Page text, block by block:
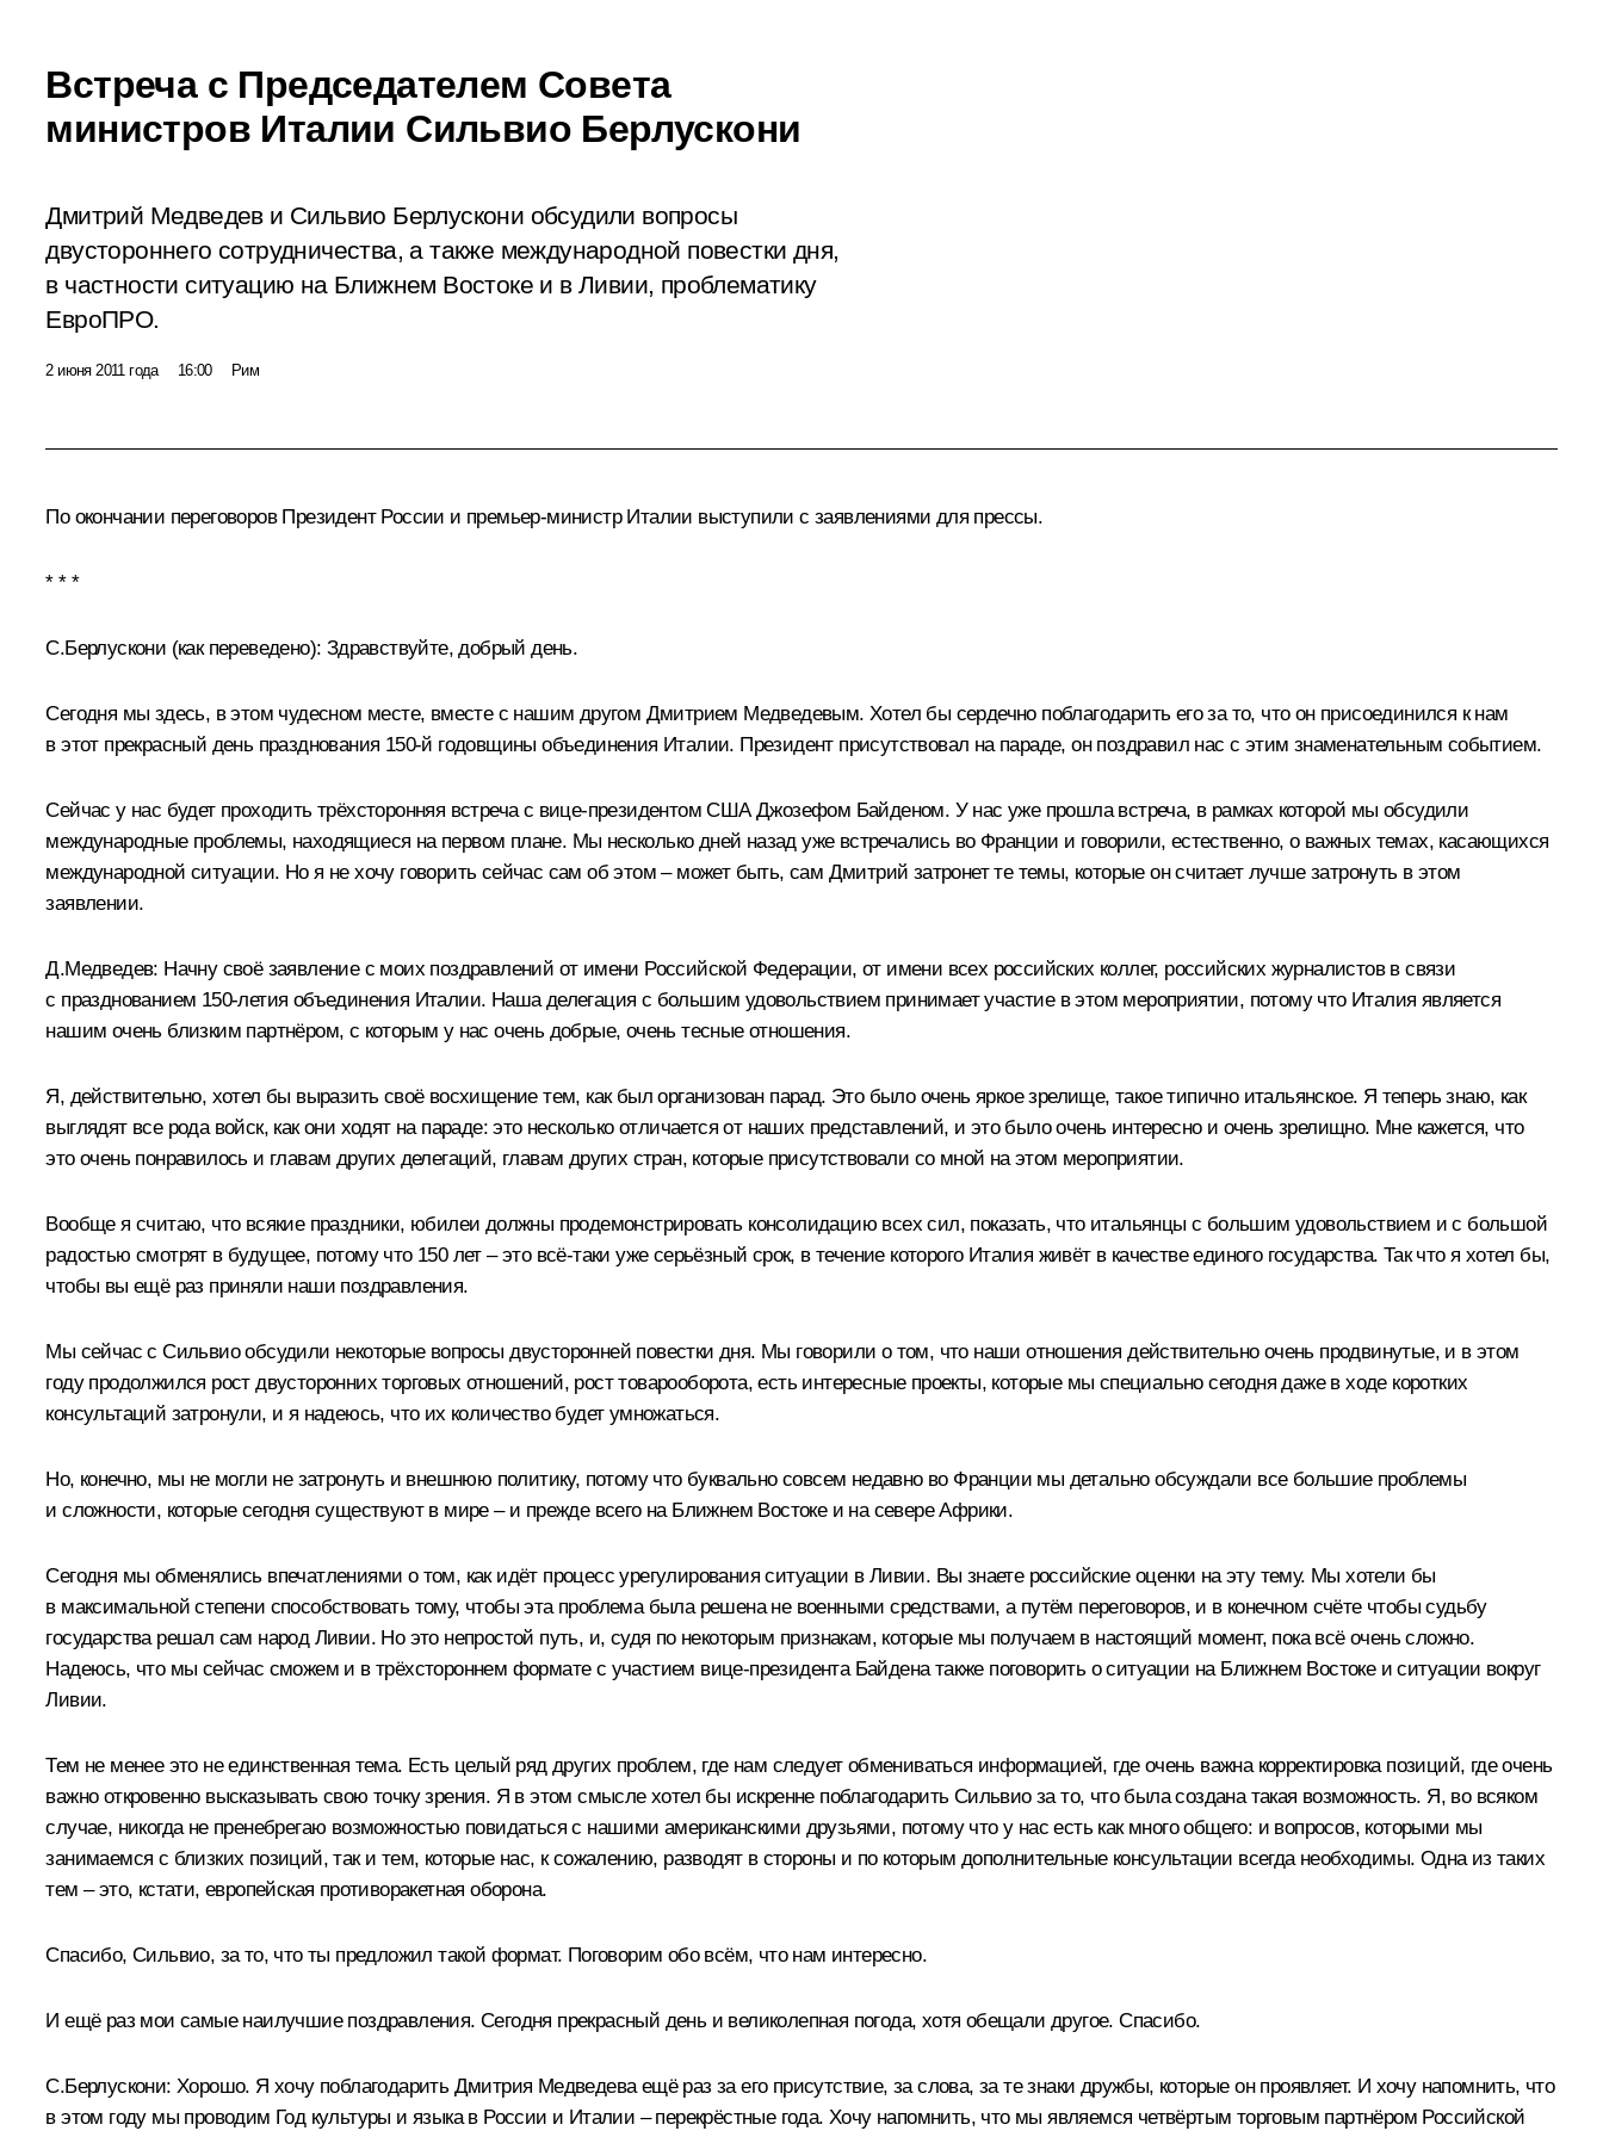
Встреча с Председателем Совета
министров Италии Сильвио Берлускони
Дмитрий Медведев и Сильвио Берлускони обсудили вопросы
двустороннего сотрудничества, а также международной повестки дня,
в частности ситуацию на Ближнем Востоке и в Ливии, проблематику
ЕвроПРО.
2 июня 2011 года 16:00 Рим
По окончании переговоров Президент России и премьер-министр Италии выступили с заявлениями для прессы.
* * *
С.Берлускони (как переведено): Здравствуйте, добрый день.
Сегодня мы здесь, в этом чудесном месте, вместе с нашим другом Дмитрием Медведевым. Хотел бы сердечно поблагодарить его за то, что он присоединился к нам
в этот прекрасный день празднования 150-й годовщины объединения Италии. Президент присутствовал на параде, он поздравил нас с этим знаменательным событием.
Сейчас у нас будет проходить трёхсторонняя встреча с вице-президентом США Джозефом Байденом. У нас уже прошла встреча, в рамках которой мы обсудили
международные проблемы, находящиеся на первом плане. Мы несколько дней назад уже встречались во Франции и говорили, естественно, о важных темах, касающихся
международной ситуации. Но я не хочу говорить сейчас сам об этом – может быть, сам Дмитрий затронет те темы, которые он считает лучше затронуть в этом
заявлении.
Д.Медведев: Начну своё заявление с моих поздравлений от имени Российской Федерации, от имени всех российских коллег, российских журналистов в связи
с празднованием 150-летия объединения Италии. Наша делегация с большим удовольствием принимает участие в этом мероприятии, потому что Италия является
нашим очень близким партнёром, с которым у нас очень добрые, очень тесные отношения.
Я, действительно, хотел бы выразить своё восхищение тем, как был организован парад. Это было очень яркое зрелище, такое типично итальянское. Я теперь знаю, как
выглядят все рода войск, как они ходят на параде: это несколько отличается от наших представлений, и это было очень интересно и очень зрелищно. Мне кажется, что
это очень понравилось и главам других делегаций, главам других стран, которые присутствовали со мной на этом мероприятии.
Вообще я считаю, что всякие праздники, юбилеи должны продемонстрировать консолидацию всех сил, показать, что итальянцы с большим удовольствием и с большой
радостью смотрят в будущее, потому что 150 лет – это всё‑таки уже серьёзный срок, в течение которого Италия живёт в качестве единого государства. Так что я хотел бы,
чтобы вы ещё раз приняли наши поздравления.
Мы сейчас с Сильвио обсудили некоторые вопросы двусторонней повестки дня. Мы говорили о том, что наши отношения действительно очень продвинутые, и в этом
году продолжился рост двусторонних торговых отношений, рост товарооборота, есть интересные проекты, которые мы специально сегодня даже в ходе коротких
консультаций затронули, и я надеюсь, что их количество будет умножаться.
Но, конечно, мы не могли не затронуть и внешнюю политику, потому что буквально совсем недавно во Франции мы детально обсуждали все большие проблемы
и сложности, которые сегодня существуют в мире – и прежде всего на Ближнем Востоке и на севере Африки.
Сегодня мы обменялись впечатлениями о том, как идёт процесс урегулирования ситуации в Ливии. Вы знаете российские оценки на эту тему. Мы хотели бы
в максимальной степени способствовать тому, чтобы эта проблема была решена не военными средствами, а путём переговоров, и в конечном счёте чтобы судьбу
государства решал сам народ Ливии. Но это непростой путь, и, судя по некоторым признакам, которые мы получаем в настоящий момент, пока всё очень сложно.
Надеюсь, что мы сейчас сможем и в трёхстороннем формате с участием вице-президента Байдена также поговорить о ситуации на Ближнем Востоке и ситуации вокруг
Ливии.
Тем не менее это не единственная тема. Есть целый ряд других проблем, где нам следует обмениваться информацией, где очень важна корректировка позиций, где очень
важно откровенно высказывать свою точку зрения. Я в этом смысле хотел бы искренне поблагодарить Сильвио за то, что была создана такая возможность. Я, во всяком
случае, никогда не пренебрегаю возможностью повидаться с нашими американскими друзьями, потому что у нас есть как много общего: и вопросов, которыми мы
занимаемся с близких позиций, так и тем, которые нас, к сожалению, разводят в стороны и по которым дополнительные консультации всегда необходимы. Одна из таких
тем – это, кстати, европейская противоракетная оборона.
Спасибо, Сильвио, за то, что ты предложил такой формат. Поговорим обо всём, что нам интересно.
И ещё раз мои самые наилучшие поздравления. Сегодня прекрасный день и великолепная погода, хотя обещали другое. Спасибо.
С.Берлускони: Хорошо. Я хочу поблагодарить Дмитрия Медведева ещё раз за его присутствие,за слова, за те знаки дружбы, которые он проявляет. И хочу напомнить, что
в этом году мы проводим Год культуры и языка в России и Италии – перекрёстные года. Хочу напомнить, что мы являемся четвёртым торговым партнёром Российской